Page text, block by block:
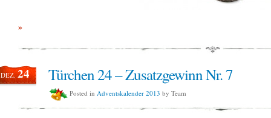
»
DEZ.24 Türchen 24 – Zusatzgewinn Nr. 7
Posted in Adventskalender 2013 by Team